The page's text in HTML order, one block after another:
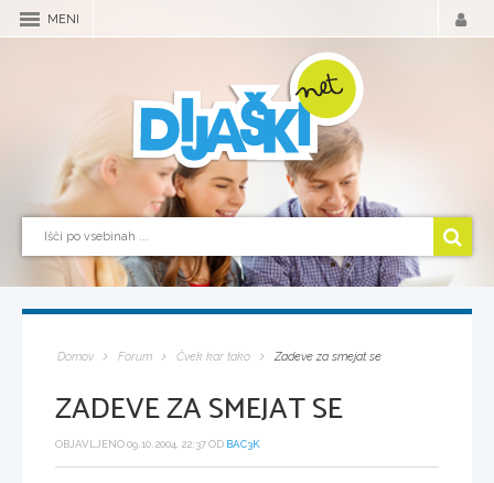
MENI
Domov Forum Čvek kar tako Zadeve za smejat se
ZADEVE ZA SMEJAT SE
OBJAVLJENO 09.10.2004, 22:37 OD BAC3K